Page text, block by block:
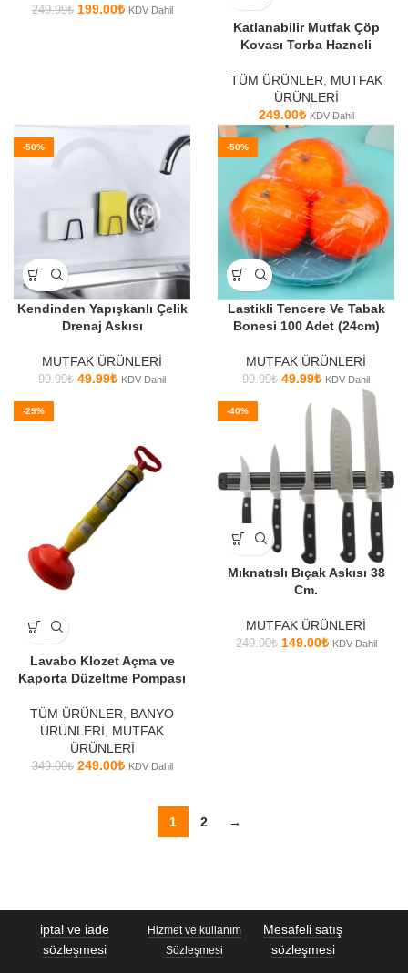
249.99₺ 199.00₺ KDV Dahil
Katlanabilir Mutfak Çöp
Kovası Torba Hazneli
TÜM ÜRÜNLER
MUTFAK
ÜRÜNLERİ
249.00₺ KDV Dahil
-50%
Kendinden Yapışkanlı Çelik
Drenaj Askısı
MUTFAK ÜRÜNLERİ
99.99₺ 49.99₺ KDV Dahil
-50%
Lastikli Tencere Ve Tabak
Bonesi 100 Adet (24cm)
MUTFAK ÜRÜNLERİ
99.99₺ 49.99₺ KDV Dahil
-29%
Lavabo Klozet Açma ve
Kaporta Düzeltme Pompası
TÜM ÜRÜNLER
BANYO
ÜRÜNLERİ
MUTFAK
ÜRÜNLERİ
349.00₺ 249.00₺ KDV Dahil
-40%
Mıknatıslı Bıçak Askısı 38
Cm.
MUTFAK ÜRÜNLERİ
249.00₺ 149.00₺ KDV Dahil
1 2 →
iptal ve iade
sözleşmesi
Hizmet ve kullanım
Sözleşmesi
Mesafeli satış
sözleşmesi